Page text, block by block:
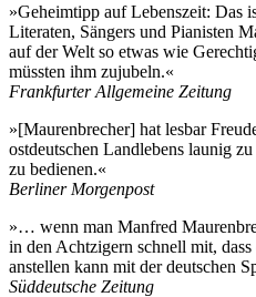
»Geheimtipp auf Lebenszeit: Das
Literaten, Sängers und Pianisten
auf der Welt so etwas wie
müssten ihm zujubeln.«
Frankfurter Allgemeine Zeitung
»[Maurenbrecher] hat lesbar
ostdeutschen Landlebens launig
zu bedienen.«
Berliner Morgenpost
»… wenn man Manfred
in den Achtzigern schnell mit,
anstellen kann mit der deutschen
Süddeutsche Zeitung